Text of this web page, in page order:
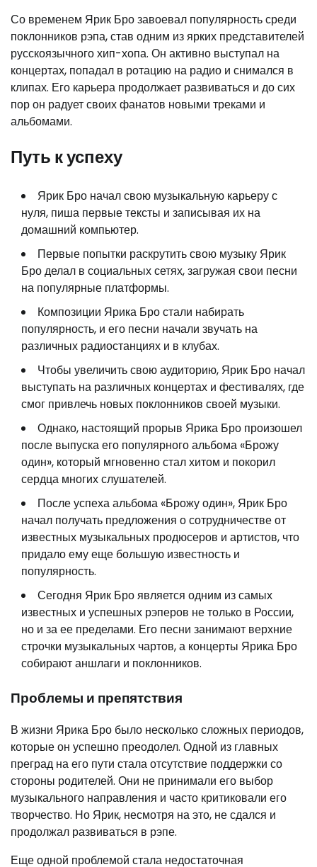
Со временем Ярик Бро завоевал популярность среди
поклонников рэпа, став одним из ярких представителей
русскоязычного хип-хопа. Он активно выступал на
концертах, попадал в ротацию на радио и снимался в
клипах. Его карьера продолжает развиваться и до сих
пор он радует своих фанатов новыми треками и
альбомами.
Путь к успеху
Ярик Бро начал свою музыкальную карьеру с
нуля, пиша первые тексты и записывая их на
домашний компьютер.
Первые попытки раскрутить свою музыку Ярик
Бро делал в социальных сетях, загружая свои песни
на популярные платформы.
Композиции Ярика Бро стали набирать
популярность, и его песни начали звучать на
различных радиостанциях и в клубах.
Чтобы увеличить свою аудиторию, Ярик Бро начал
выступать на различных концертах и фестивалях, где
смог привлечь новых поклонников своей музыки.
Однако, настоящий прорыв Ярика Бро произошел
после выпуска его популярного альбома «Брожу
один», который мгновенно стал хитом и покорил
сердца многих слушателей.
После успеха альбома «Брожу один», Ярик Бро
начал получать предложения о сотрудничестве от
известных музыкальных продюсеров и артистов, что
придало ему еще большую известность и
популярность.
Сегодня Ярик Бро является одним из самых
известных и успешных рэперов не только в России,
но и за ее пределами. Его песни занимают верхние
строчки музыкальных чартов, а концерты Ярика Бро
собирают аншлаги и поклонников.
Проблемы и препятствия
В жизни Ярика Бро было несколько сложных периодов,
которые он успешно преодолел. Одной из главных
преград на его пути стала отсутствие поддержки со
стороны родителей. Они не принимали его выбор
музыкального направления и часто критиковали его
творчество. Но Ярик, несмотря на это, не сдался и
продолжал развиваться в рэпе.
Еще одной проблемой стала недостаточная